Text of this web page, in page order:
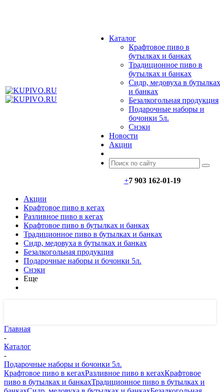
Каталог
Крафтовое пиво в
бутылках и банках
Традиционное пиво в
бутылках и банках
Сидр, медовуха в бутылках
и банках
Безалкогольная продукция
Подарочные наборы и
бочонки 5л.
Снэки
Новости
Акции
+7 903 162-01-19
Акции
Крафтовое пиво в кегах
Разливное пиво в кегах
Крафтовое пиво в бутылках и банках
Традиционное пиво в бутылках и банках
Сидр, медовуха в бутылках и банках
Безалкогольная продукция
Подарочные наборы и бочонки 5л.
Снэки
Еще
Главная
-
Каталог
-
Подарочные наборы и бочонки 5л.
Крафтовое пиво в кегахРазливное пиво в кегахКрафтовое
пиво в бутылках и банкахТрадиционное пиво в бутылках и